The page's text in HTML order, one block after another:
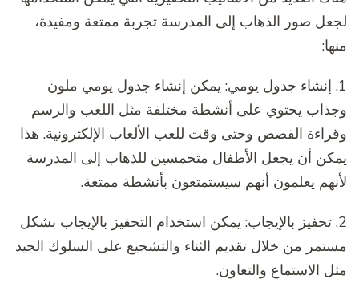
لجعل صور الذهاب إلى المدرسة تجربة ممتعة ومفيدة،
منها:
1. إنشاء جدول يومي: يمكن إنشاء جدول يومي ملون
وجذاب يحتوي على أنشطة مختلفة مثل اللعب والرسم
وقراءة القصص وحتى وقت للعب الألعاب الإلكترونية. هذا
يمكن أن يجعل الأطفال متحمسين للذهاب إلى المدرسة
لأنهم يعلمون أنهم سيستمتعون بأنشطة ممتعة.
2. تحفيز بالإيجاب: يمكن استخدام التحفيز بالإيجاب بشكل
مستمر من خلال تقديم الثناء والتشجيع على السلوك الجيد
مثل الاستماع والتعاون.